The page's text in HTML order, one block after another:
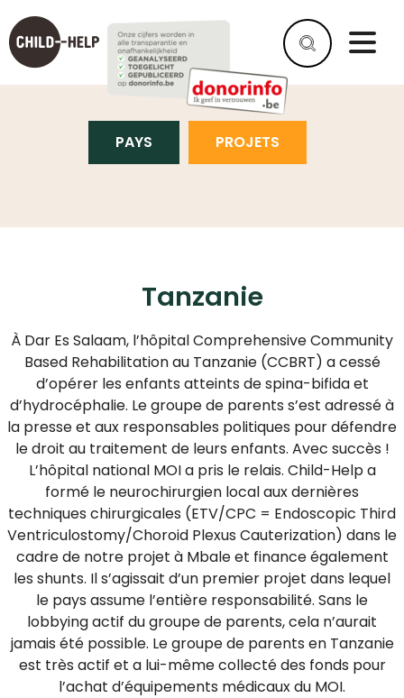
TANZANIE
PAYS PROJETS
Tanzanie
À Dar Es Salaam, l’hôpital Comprehensive Community
Based Rehabilitation au Tanzanie (CCBRT) a cessé
d’opérer les enfants atteints de spina-bifida et
d’hydrocéphalie. Le groupe de parents s’est adressé à
la presse et aux responsables politiques pour défendre
le droit au traitement de leurs enfants. Avec succès !
L’hôpital national MOI a pris le relais. Child-Help a
formé le neurochirurgien local aux dernières
techniques chirurgicales (ETV/CPC = Endoscopic Third
Ventriculostomy/Choroid Plexus Cauterization) dans le
cadre de notre projet à Mbale et finance également
les shunts. Il s’agissait d’un premier projet dans lequel
le pays assume l’entière responsabilité. Sans le
lobbying actif du groupe de parents, cela n’aurait
jamais été possible. Le groupe de parents en Tanzanie
est très actif et a lui-même collecté des fonds pour
l’achat d’équipements médicaux du MOI.